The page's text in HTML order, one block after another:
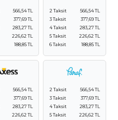
566,54 TL
377,69 TL
283,27 TL
226,62 TL
188,85 TL
2 Taksit
566,54 TL
3 Taksit
377,69 TL
4 Taksit
283,27 TL
5 Taksit
226,62 TL
6 Taksit
188,85 TL
566,54 TL
377,69 TL
283,27 TL
226,62 TL
2 Taksit
566,54 TL
3 Taksit
377,69 TL
4 Taksit
283,27 TL
5 Taksit
226,62 TL